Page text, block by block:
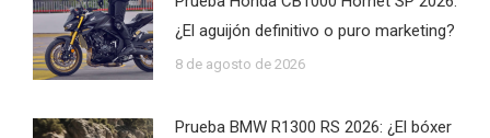
¿El aguijón definitivo o puro marketing?
8 de agosto de 2026
Prueba BMW R1300 RS 2026: ¿El bóxer